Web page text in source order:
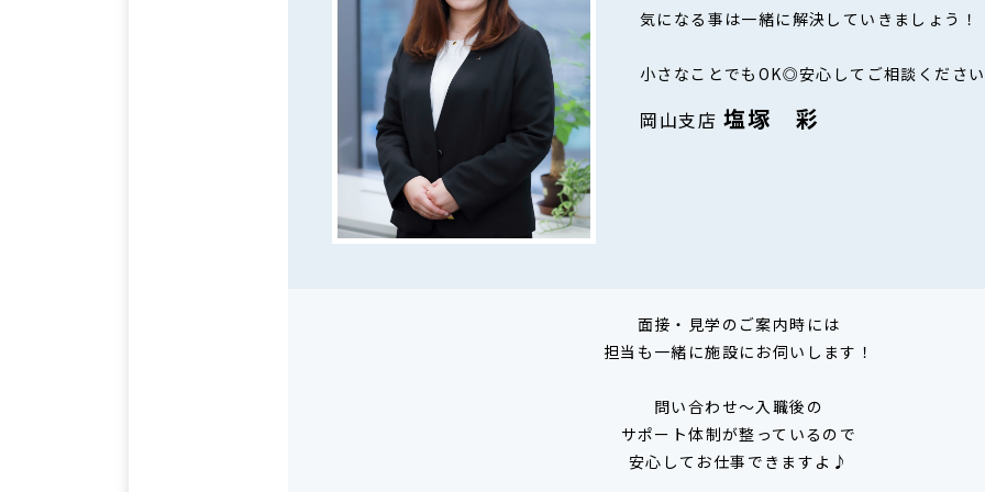
気になる事は一緒に解決していきましょう！
小さなことでもOK◎安心してご相談くださ
岡山支店 塩塚 彩
面接・見学のご案内時には
担当も一緒に施設にお伺いします！
問い合わせ～入職後の
サポート体制が整っているので
安心してお仕事できますよ♪